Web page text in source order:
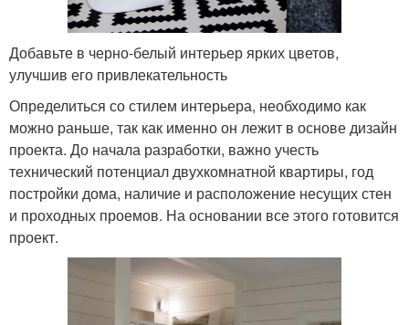
Добавьте в черно-белый интерьер ярких цветов,
улучшив его привлекательность
Определиться со стилем интерьера, необходимо как
можно раньше, так как именно он лежит в основе дизайн
проекта. До начала разработки, важно учесть
технический потенциал двухкомнатной квартиры, год
постройки дома, наличие и расположение несущих стен
и проходных проемов. На основании все этого готовится
проект.